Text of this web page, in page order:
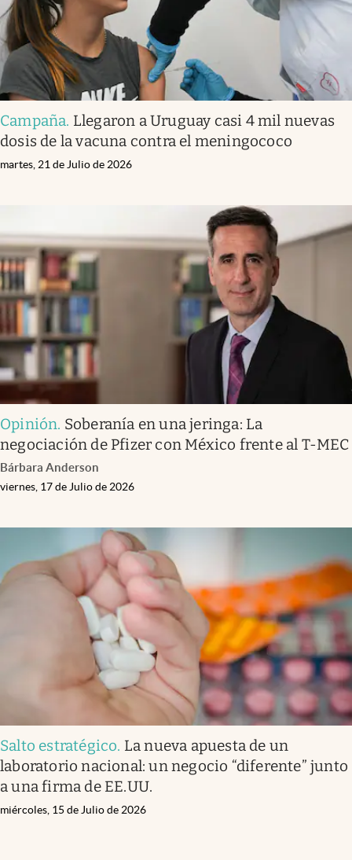
Campaña. Llegaron a Uruguay casi 4 mil nuevas
dosis de la vacuna contra el meningococo
martes, 21 de Julio de 2026
Opinión. Soberanía en una jeringa: La
negociación de Pfizer con México frente al T-MEC
Bárbara Anderson
viernes, 17 de Julio de 2026
Salto estratégico. La nueva apuesta de un
laboratorio nacional: un negocio “diferente” junto
a una firma de EE.UU.
miércoles, 15 de Julio de 2026